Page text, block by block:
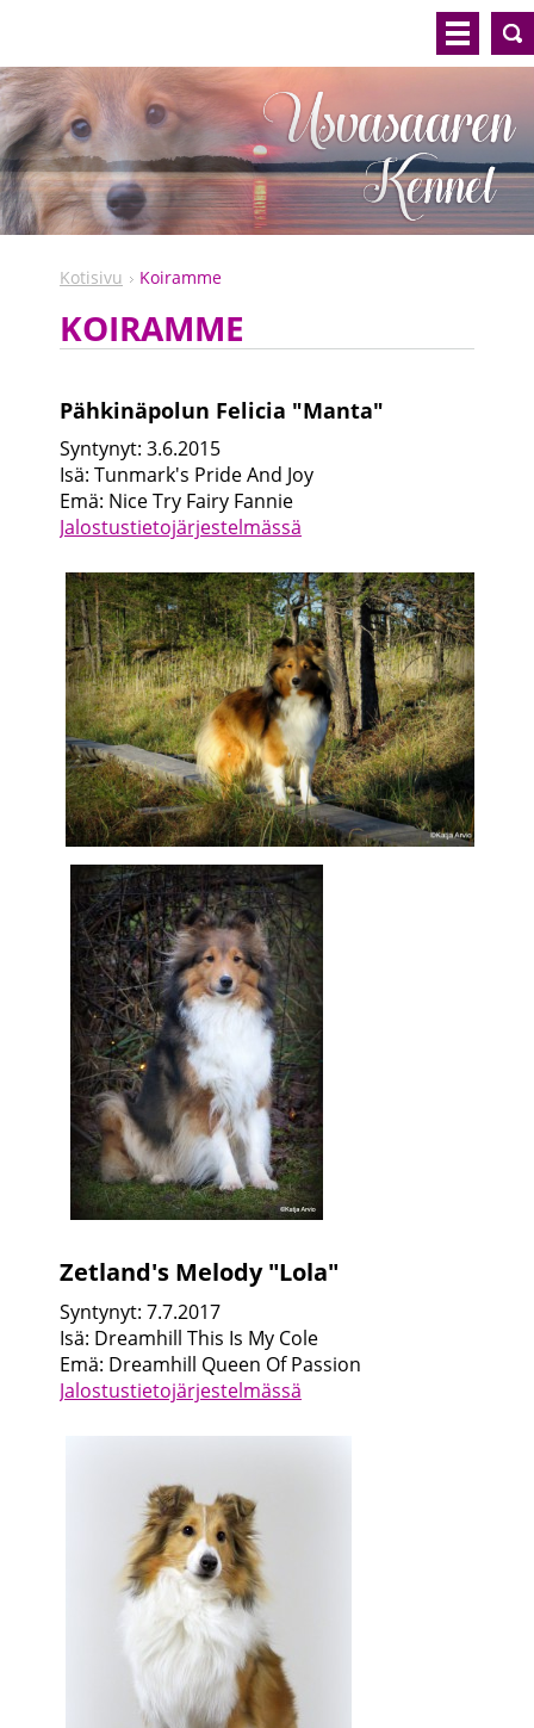
Kotisivu Koiramme
KOIRAMME
Pähkinäpolun Felicia "Manta"
Syntynyt: 3.6.2015
Isä: Tunmark's Pride And Joy
Emä: Nice Try Fairy Fannie
Jalostustietojärjestelmässä
Zetland's Melody "Lola"
Syntynyt: 7.7.2017
Isä: Dreamhill This Is My Cole
Emä: Dreamhill Queen Of Passion
Jalostustietojärjestelmässä